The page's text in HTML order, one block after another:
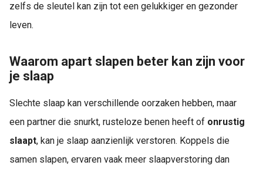
zelfs de sleutel kan zijn tot een gelukkiger en gezonder
leven.
Waarom apart slapen beter kan zijn voor
je slaap
Slechte slaap kan verschillende oorzaken hebben, maar
een partner die snurkt, rusteloze benen heeft of onrustig
slaapt, kan je slaap aanzienlijk verstoren. Koppels die
samen slapen, ervaren vaak meer slaapverstoring dan